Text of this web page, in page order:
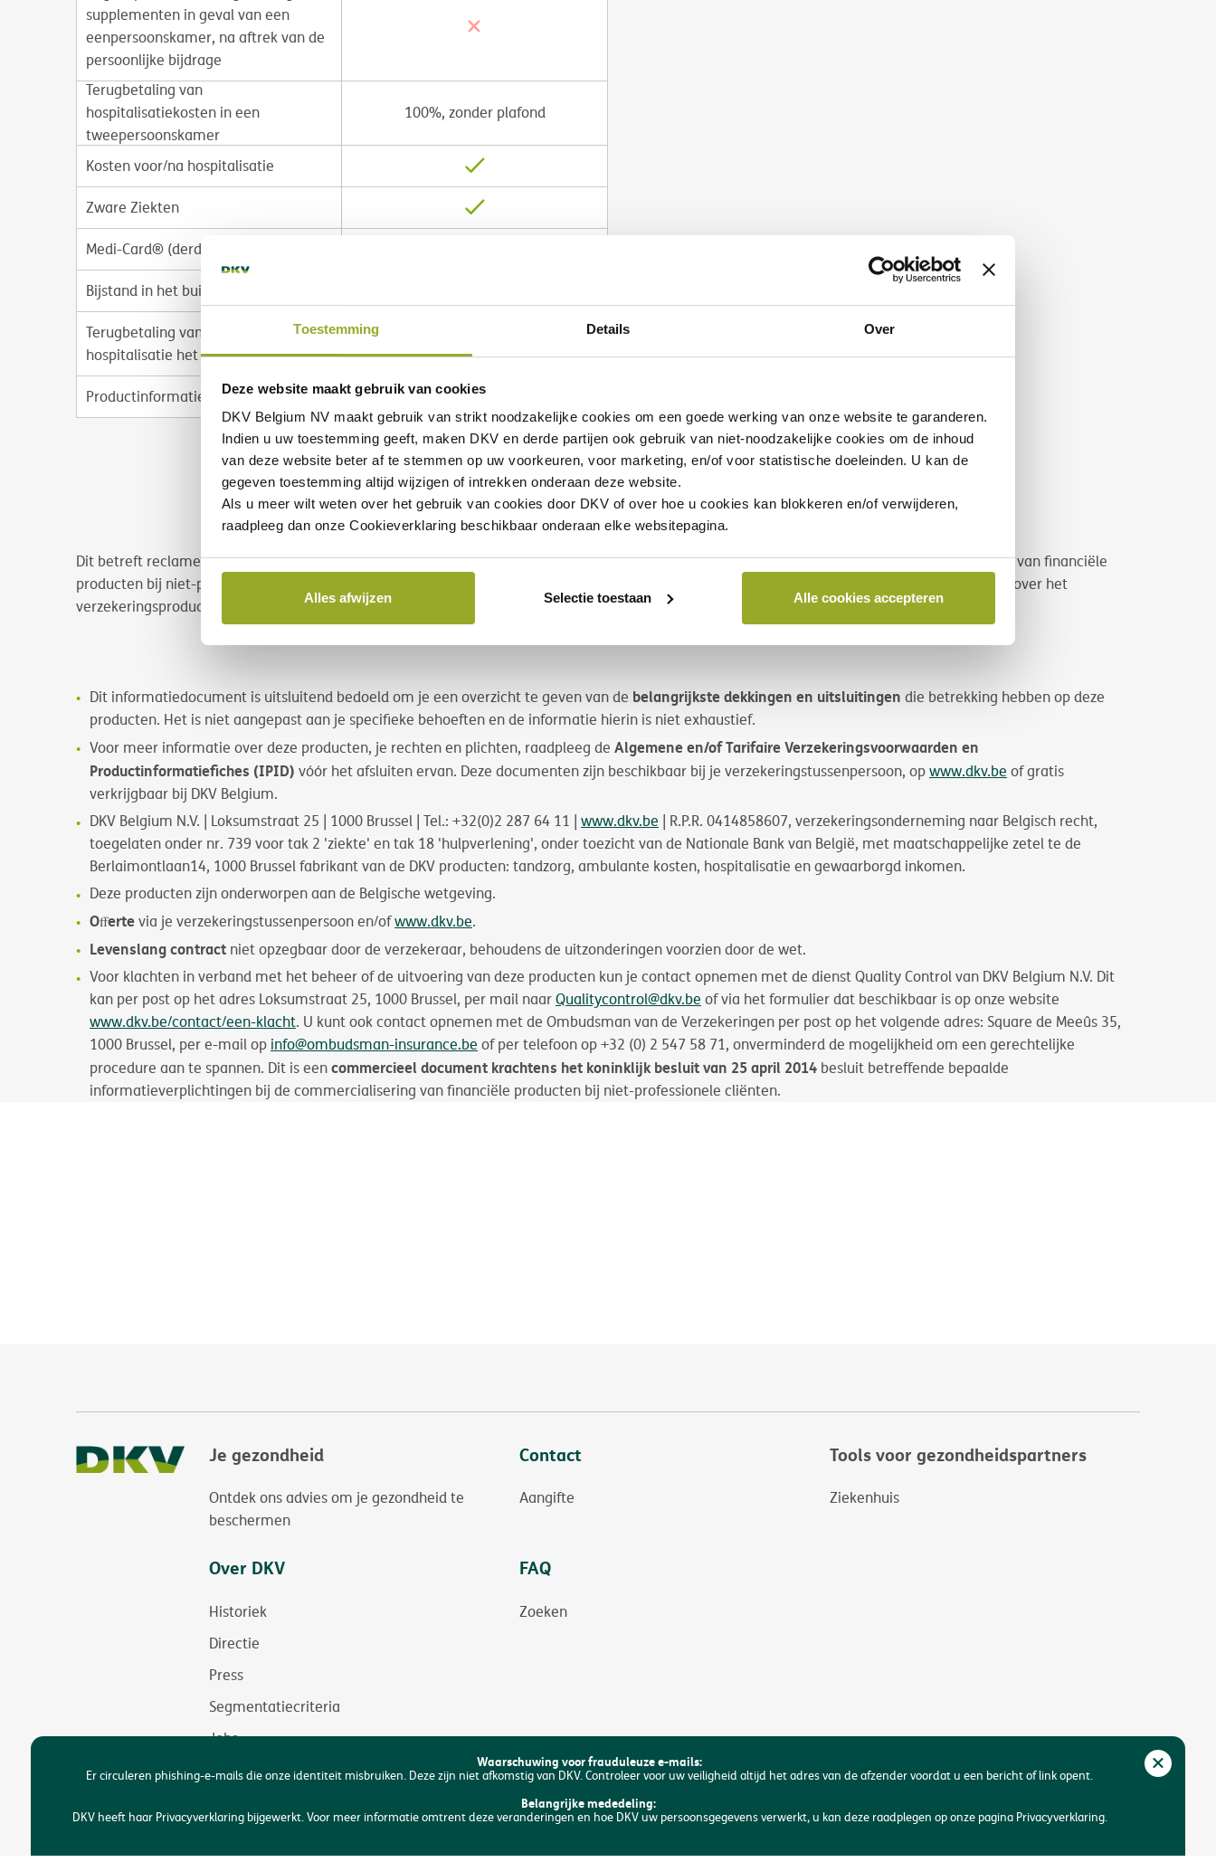
Toestemming Details Over
Deze website maakt gebruik van cookies
DKV Belgium NV maakt gebruik van strikt noodzakelijke cookies om een goede werking van onze website te garanderen.
Indien u uw toestemming geeft, maken DKV en derde partijen ook gebruik van niet-noodzakelijke cookies om de inhoud
van deze website beter af te stemmen op uw voorkeuren, voor marketing, en/of voor statistische doeleinden. U kan de
gegeven toestemming altijd wijzigen of intrekken onderaan deze website.
Als u meer wilt weten over het gebruik van cookies door DKV of over hoe u cookies kan blokkeren en/of verwijderen,
raadpleeg dan onze Cookieverklaring beschikbaar onderaan elke websitepagina.
Alles afwijzen Selectie toestaan Alle cookies accepteren
100%, zonder plafond
Downloaden
Lees meer
supplementen in geval van een
eenpersoonskamer, na aftrek van de
persoonlijke bijdrage
Terugbetaling van
hospitalisatiekosten in een
tweepersoonskamer
Kosten voor/na hospitalisatie
Zware Ziekten
Medi-Card® (derdebetalerssysteem)
Bijstand in het buitenland
Terugbetaling van de kosten buiten
hospitalisatie het hele jaar door
Productinformatiedocument (IPID)
Dit betreft reclame in de zin van het Koninklijk Besluit van 25 april 2014 betreffende bepaalde informatieverplichtingen bij de commercialisering van financiële
producten bij niet-professionele cliënten. Voor meer informatie en vooraleer u een van deze producten onderschrijft, gelieve de informatiefiche over het
verzekeringsproduct (IPID) in kwestie te raadplegen.
Dit informatiedocument is uitsluitend bedoeld om je een overzicht te geven van de belangrijkste dekkingen en uitsluitingen die betrekking hebben op deze
producten. Het is niet aangepast aan je speciﬁeke behoeften en de informatie hierin is niet exhaustief.
Voor meer informatie over deze producten, je rechten en plichten, raadpleeg de Algemene en/of Tarifaire Verzekeringsvoorwaarden en
Productinformatiefiches (IPID) vóór het afsluiten ervan. Deze documenten zijn beschikbaar bij je verzekeringstussenpersoon, opwww.dkv.be of gratis
verkrijgbaar bij DKV Belgium.
DKV Belgium N.V. | Loksumstraat 25 | 1000 Brussel | Tel.: +32(0)2 287 64 11 | www.dkv.be | R.P.R. 0414858607, verzekeringsonderneming naar Belgisch recht,
toegelaten onder nr. 739 voor tak 2 'ziekte' en tak 18 'hulpverlening', onder toezicht van de Nationale Bank van België, met maatschappelijke zetel te de
Berlaimontlaan14, 1000 Brussel fabrikant van de DKV producten: tandzorg, ambulante kosten, hospitalisatie en gewaarborgd inkomen.
Deze producten zijn onderworpen aan de Belgische wetgeving.
Oﬀertevia je verzekeringstussenpersoon en/ofwww.dkv.be.
Levenslang contract niet opzegbaar door de verzekeraar, behoudens de uitzonderingen voorzien door de wet.
Voor klachten in verband met het beheer of de uitvoering van deze producten kun je contact opnemen met de dienst Quality Control van DKV Belgium N.V. Dit
kan per post op het adres Loksumstraat 25, 1000 Brussel, per mail naarQualitycontrol@dkv.be of via het formulier dat beschikbaar is op onze website
www.dkv.be/contact/een-klacht. U kunt ook contact opnemen met de Ombudsman van de Verzekeringen per post op het volgende adres: Square de Meeûs 35,
1000 Brussel, per e-mail op info@ombudsman-insurance.be of per telefoon op +32 (0) 2 547 58 71, onverminderd de mogelijkheid om een gerechtelijke
procedure aan te spannen. Dit is eencommercieel document krachtens het koninklijk besluit van 25 april 2014 besluit betreffende bepaalde
informatieverplichtingen bij de commercialisering van financiële producten bij niet-professionele cliënten.
Je gezondheid
Ontdek ons advies om je gezondheid te
beschermen
Contact
Aangifte
Tools voor gezondheidspartners
Ziekenhuis
Over DKV
Historiek
Directie
Press
Segmentatiecriteria
Jobs
Duurzaamheid
FAQ
Zoeken
Waarschuwing voor frauduleuze e-mails:
Er circuleren phishing-e-mails die onze identiteit misbruiken. Deze zijn niet afkomstig van DKV. Controleer voor uw veiligheid altijd het adres van de afzender voordat u een bericht of link opent.
Belangrijke mededeling:
DKV heeft haar Privacyverklaring bijgewerkt. Voor meer informatie omtrent deze veranderingen en hoe DKV uw persoonsgegevens verwerkt, u kan deze raadplegen op onze pagina Privacyverklaring.